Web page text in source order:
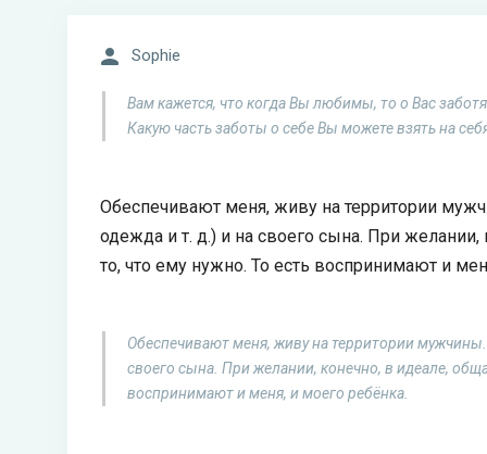
Sophie
Вам кажется, что когда Вы любимы, то о Вас
Какую часть заботы о себе Вы можете взять на
Обеспечивают меня, живу на территории
одежда и т. д.) и на своего сына. При
то, что ему нужно. То есть воспринимают и
Обеспечивают меня, живу на территории
своего сына. При желании, конечно, в идеале,
воспринимают и меня, и моего ребёнка.